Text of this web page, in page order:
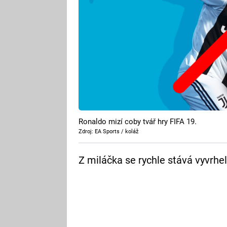
Ronaldo mizí coby tvář hry FIFA 19.
Zdroj: EA Sports / koláž
Z miláčka se rychle stává